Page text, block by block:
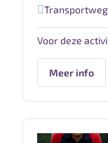
Voor deze
Meer info